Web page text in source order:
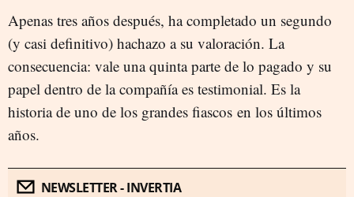
Apenas tres años después, ha completado un segundo
(y casi definitivo) hachazo a su valoración. La
consecuencia: vale una quinta parte de lo pagado y su
papel dentro de la compañía es testimonial. Es la
historia de uno de los grandes fiascos en los últimos
años.
NEWSLETTER - INVERTIA